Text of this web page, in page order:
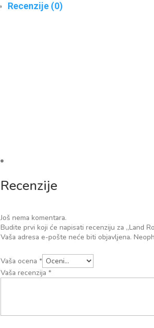
Recenzije (0)
Recenzije
Još nema komentara.
Budite prvi koji će napisati recenziju za „Land
Vaša adresa e-pošte neće biti objavljena.
Vaša ocena*
Vaša recenzija*